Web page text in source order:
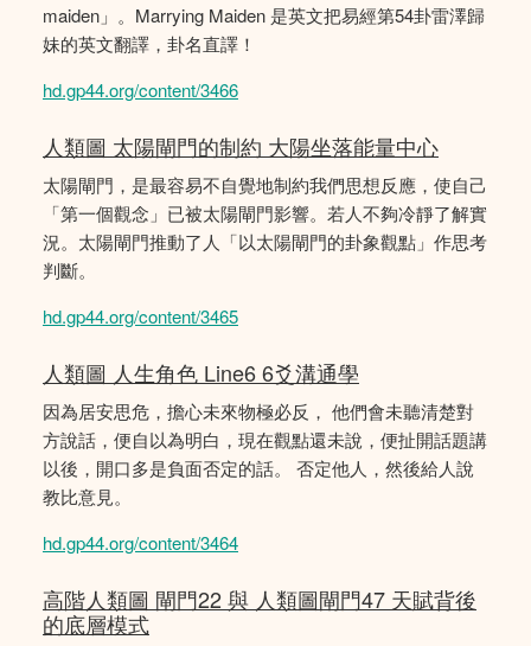
maiden」。Marrying Maiden 是英文把易經第54卦雷澤歸
妹的英文翻譯，卦名直譯！
hd.gp44.org/content/3466
人類圖 太陽閘門的制約 大陽坐落能量中心
太陽閘門，是最容易不自覺地制約我們思想反應，使自己
「第一個觀念」已被太陽閘門影響。若人不夠冷靜了解實
況。太陽閘門推動了人「以太陽閘門的卦象觀點」作思考
判斷。
hd.gp44.org/content/3465
人類圖 人生角色 Line6 6爻溝通學
因為居安思危，擔心未來物極必反， 他們會未聽清楚對
方說話，便自以為明白，現在觀點還未說，便扯開話題講
以後，開口多是負面否定的話。 否定他人，然後給人說
教比意見。
hd.gp44.org/content/3464
高階人類圖 閘門22 與 人類圖閘門47 天賦背後
的底層模式